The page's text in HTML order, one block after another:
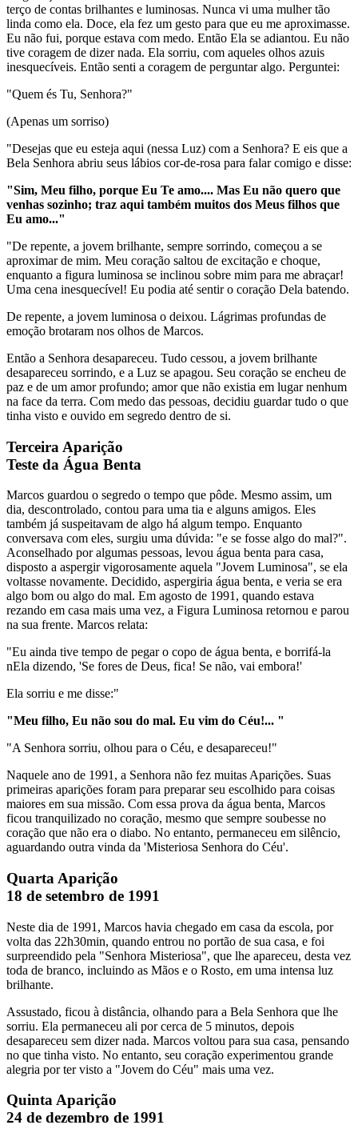
terço de contas brilhantes e luminosas. Nunca vi uma mulher tão
linda como ela. Doce, ela fez um gesto para que eu me aproximasse.
Eu não fui, porque estava com medo. Então Ela se adiantou. Eu não
tive coragem de dizer nada. Ela sorriu, com aqueles olhos azuis
inesquecíveis. Então senti a coragem de perguntar algo. Perguntei:
"Quem és Tu, Senhora?"
(Apenas um sorriso)
"Desejas que eu esteja aqui (nessa Luz) com a Senhora? E eis que a
Bela Senhora abriu seus lábios cor-de-rosa para falar comigo e disse:
"Sim, Meu filho, porque Eu Te amo.... Mas Eu não quero que
venhas sozinho; traz aqui também muitos dos Meus filhos que
Eu amo..."
"De repente, a jovem brilhante, sempre sorrindo, começou a se
aproximar de mim. Meu coração saltou de excitação e choque,
enquanto a figura luminosa se inclinou sobre mim para me abraçar!
Uma cena inesquecível! Eu podia até sentir o coração Dela batendo.
De repente, a jovem luminosa o deixou. Lágrimas profundas de
emoção brotaram nos olhos de Marcos.
Então a Senhora desapareceu. Tudo cessou, a jovem brilhante
desapareceu sorrindo, e a Luz se apagou. Seu coração se encheu de
paz e de um amor profundo; amor que não existia em lugar nenhum
na face da terra. Com medo das pessoas, decidiu guardar tudo o que
tinha visto e ouvido em segredo dentro de si.
Terceira Aparição
Teste da Água Benta
Marcos guardou o segredo o tempo que pôde. Mesmo assim, um
dia, descontrolado, contou para uma tia e alguns amigos. Eles
também já suspeitavam de algo há algum tempo. Enquanto
conversava com eles, surgiu uma dúvida: "e se fosse algo do mal?".
Aconselhado por algumas pessoas, levou água benta para casa,
disposto a aspergir vigorosamente aquela "Jovem Luminosa", se ela
voltasse novamente. Decidido, aspergiria água benta, e veria se era
algo bom ou algo do mal. Em agosto de 1991, quando estava
rezando em casa mais uma vez, a Figura Luminosa retornou e parou
na sua frente. Marcos relata:
"Eu ainda tive tempo de pegar o copo de água benta, e borrifá-la
nEla dizendo, 'Se fores de Deus, fica! Se não, vai embora!'
Ela sorriu e me disse:"
"Meu filho, Eu não sou do mal. Eu vim do Céu!... "
"A Senhora sorriu, olhou para o Céu, e desapareceu!"
Naquele ano de 1991, a Senhora não fez muitas Aparições. Suas
primeiras aparições foram para preparar seu escolhido para coisas
maiores em sua missão. Com essa prova da água benta, Marcos
ficou tranquilizado no coração, mesmo que sempre soubesse no
coração que não era o diabo. No entanto, permaneceu em silêncio,
aguardando outra vinda da 'Misteriosa Senhora do Céu'.
Quarta Aparição
18 de setembro de 1991
Neste dia de 1991, Marcos havia chegado em casa da escola, por
volta das 22h30min, quando entrou no portão de sua casa, e foi
surpreendido pela "Senhora Misteriosa", que lhe apareceu, desta vez
toda de branco, incluindo as Mãos e o Rosto, em uma intensa luz
brilhante.
Assustado, ficou à distância, olhando para a Bela Senhora que lhe
sorriu. Ela permaneceu ali por cerca de 5 minutos, depois
desapareceu sem dizer nada. Marcos voltou para sua casa, pensando
no que tinha visto. No entanto, seu coração experimentou grande
alegria por ter visto a "Jovem do Céu" mais uma vez.
Quinta Aparição
24 de dezembro de 1991